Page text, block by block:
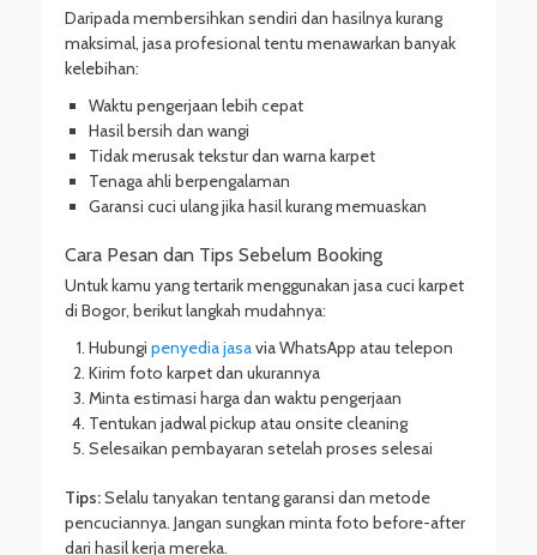
Daripada membersihkan sendiri dan hasilnya kurang
maksimal, jasa profesional tentu menawarkan banyak
kelebihan:
Waktu pengerjaan lebih cepat
Hasil bersih dan wangi
Tidak merusak tekstur dan warna karpet
Tenaga ahli berpengalaman
Garansi cuci ulang jika hasil kurang memuaskan
Cara Pesan dan Tips Sebelum Booking
Untuk kamu yang tertarik menggunakan jasa cuci karpet
di Bogor, berikut langkah mudahnya:
Hubungi penyedia jasavia WhatsApp atau telepon
Kirim foto karpet dan ukurannya
Minta estimasi harga dan waktu pengerjaan
Tentukan jadwal pickup atau onsite cleaning
Selesaikan pembayaran setelah proses selesai
Tips:Selalu tanyakan tentang garansi dan metode
pencuciannya. Jangan sungkan minta foto before-after
dari hasil kerja mereka.